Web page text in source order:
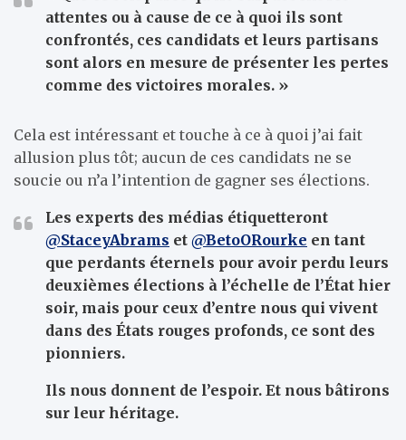
attentes ou à cause de ce à quoi ils sont
confrontés, ces candidats et leurs partisans
sont alors en mesure de présenter les pertes
comme des victoires morales. »
Cela est intéressant et touche à ce à quoi j’ai fait
allusion plus tôt; aucun de ces candidats ne se
soucie ou n’a l’intention de gagner ses élections.
Les experts des médias étiquetteront
@StaceyAbrams et @BetoORourke en tant
que perdants éternels pour avoir perdu leurs
deuxièmes élections à l’échelle de l’État hier
soir, mais pour ceux d’entre nous qui vivent
dans des États rouges profonds, ce sont des
pionniers.
Ils nous donnent de l’espoir. Et nous bâtirons
sur leur héritage.